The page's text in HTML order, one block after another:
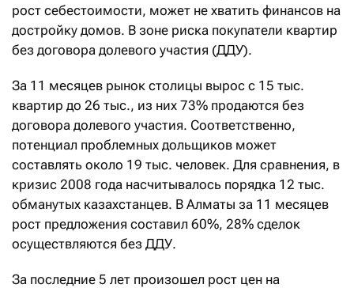
рост себестоимости, может не хватить финансов на
достройку домов. В зоне риска покупатели квартир
без договора долевого участия (ДДУ).
За 11 месяцев рынок столицы вырос с 15 тыс.
квартир до 26 тыс., из них 73% продаются без
договора долевого участия. Соответственно,
потенциал проблемных дольщиков может
составлять около 19 тыс. человек. Для сравнения, в
кризис 2008 года насчитывалось порядка 12 тыс.
обманутых казахстанцев. В Алматы за 11 месяцев
рост предложения составил 60%, 28% сделок
осуществляются без ДДУ.
За последние 5 лет произошел рост цен на